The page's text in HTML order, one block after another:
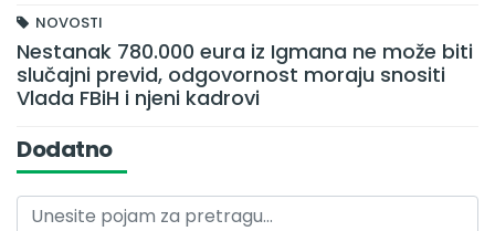
NOVOSTI
Nestanak 780.000 eura iz Igmana ne može biti
slučajni previd, odgovornost moraju snositi
Vlada FBiH i njeni kadrovi
Dodatno